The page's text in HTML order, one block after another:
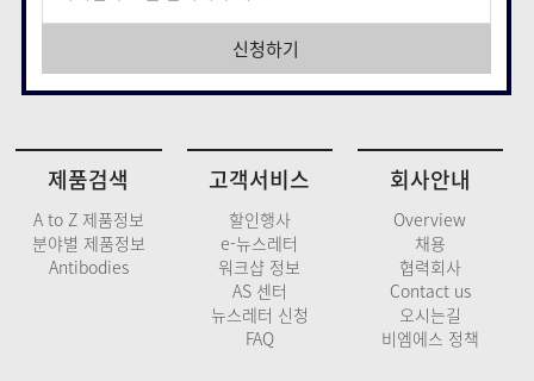
제품검색
A to Z 제품정보
분야별 제품정보
Antibodies
고객서비스
할인행사
e-뉴스레터
워크샵 정보
AS 센터
뉴스레터 신청
FAQ
회사안내
Overview
채용
협력회사
Contact us
오시는길
비엠에스 정책
신청하기